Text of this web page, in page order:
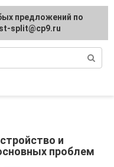
и
проблем
предложений по
split@cp9.ru